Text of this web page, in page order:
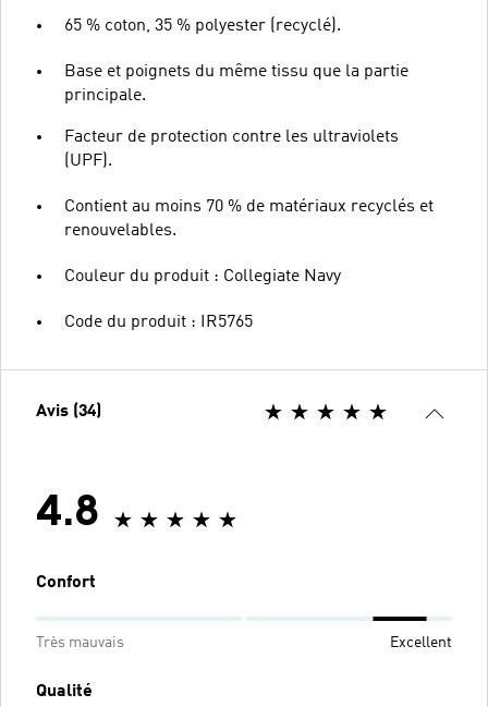
65 % coton, 35 % polyester (recyclé).
Base et poignets du même tissu que la partie
principale.
Facteur de protection contre les ultraviolets
(UPF).
Contient au moins 70 % de matériaux recyclés et
renouvelables.
Couleur du produit : Collegiate Navy
Code du produit : IR5765
Avis (34)
4.8
Confort
Très mauvais Excellent
Qualité